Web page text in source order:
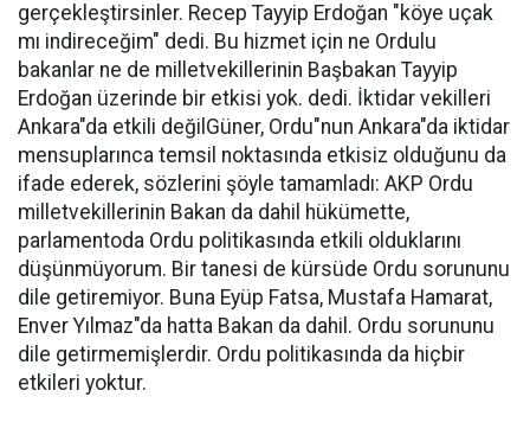
gerçekleştirsinler. Recep Tayyip Erdoğan "köye uçak
mı indireceğim" dedi. Bu hizmet için ne Ordulu
bakanlar ne de milletvekillerinin Başbakan Tayyip
Erdoğan üzerinde bir etkisi yok. dedi. İktidar vekilleri
Ankara"da etkili değilGüner, Ordu"nun Ankara"da iktidar
mensuplarınca temsil noktasında etkisiz olduğunu da
ifade ederek, sözlerini şöyle tamamladı: AKP Ordu
milletvekillerinin Bakan da dahil hükümette,
parlamentoda Ordu politikasında etkili olduklarını
düşünmüyorum. Bir tanesi de kürsüde Ordu sorununu
dile getiremiyor. Buna Eyüp Fatsa, Mustafa Hamarat,
Enver Yılmaz"da hatta Bakan da dahil. Ordu sorununu
dile getirmemişlerdir. Ordu politikasında da hiçbir
etkileri yoktur.